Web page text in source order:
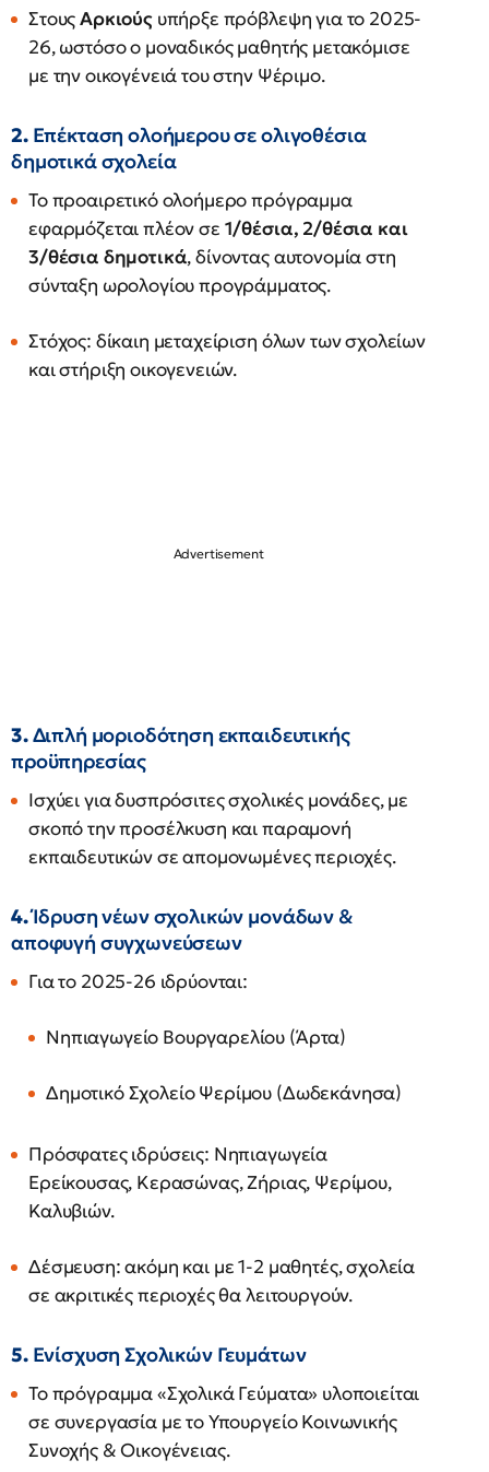
ΣτουςΑρκιούςυπήρξε πρόβλεψη για το 2025-
26, ωστόσο ο μοναδικός μαθητής μετακόμισε
με την οικογένειά του στην Ψέριμο.
2. Επέκταση ολοήμερου σε ολιγοθέσια
δημοτικά σχολεία
Το προαιρετικό ολοήμερο πρόγραμμα
εφαρμόζεται πλέον σε 1/θέσια, 2/θέσια και
3/θέσια δημοτικά, δίνοντας αυτονομία στη
σύνταξη ωρολογίου προγράμματος.
Στόχος: δίκαιη μεταχείριση όλων των σχολείων
και στήριξη οικογενειών.
3.Διπλή μοριοδότηση εκπαιδευτικής
προϋπηρεσίας
Ισχύει για δυσπρόσιτες σχολικές μονάδες, με
σκοπό την προσέλκυση και παραμονή
εκπαιδευτικών σε απομονωμένες περιοχές.
4.Ίδρυση νέων σχολικών μονάδων &
αποφυγή συγχωνεύσεων
Για το 2025-26 ιδρύονται:
Νηπιαγωγείο Βουργαρελίου (Άρτα)
Δημοτικό Σχολείο Ψερίμου (Δωδεκάνησα)
Πρόσφατες ιδρύσεις: Νηπιαγωγεία
Ερείκουσας, Κερασώνας, Ζήριας, Ψερίμου,
Καλυβιών.
Δέσμευση: ακόμη και με 1-2 μαθητές, σχολεία
σε ακριτικές περιοχές θα λειτουργούν.
5. Ενίσχυση Σχολικών Γευμάτων
Το πρόγραμμα «Σχολικά Γεύματα» υλοποιείται
σε συνεργασία με το Υπουργείο Κοινωνικής
Συνοχής & Οικογένειας.